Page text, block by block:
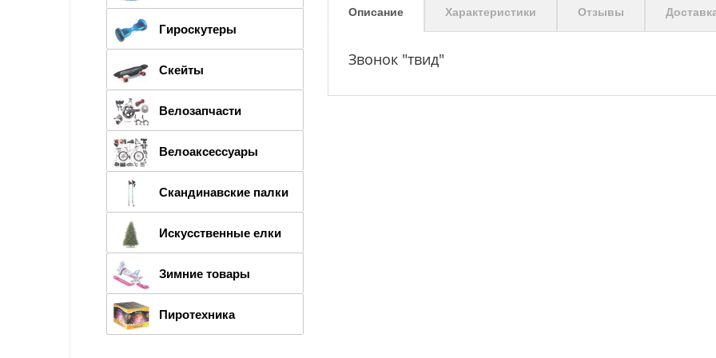
Описание Характеристики Отзывы
Звонок "твид"
Гироскутеры
Скейты
Велозапчасти
Велоаксессуары
Скандинавские палки
Искусственные елки
Зимние товары
Пиротехника